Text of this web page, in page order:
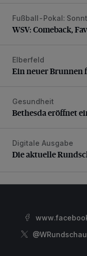
WSV: Comeback,
Fußball-Pokal:
WSV: Comeback,
Ein neuer Brunnen
Elberfeld
Ein neuer Brunnen
Bethesda eröffnet
Gesundheit
Bethesda eröffnet
Die aktuelle
Digitale Ausgabe
Die aktuelle
@WRundschau